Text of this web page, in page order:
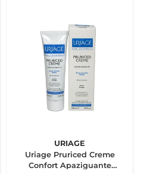
URIAGE
Uriage Pruriced Creme
Confort Apaziguante